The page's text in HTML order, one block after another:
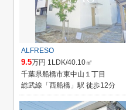
ALFRESO
9.5万円 1LDK/40.10㎡
千葉県船橋市東中山１丁目
総武線「西船橋」駅 徒歩12分